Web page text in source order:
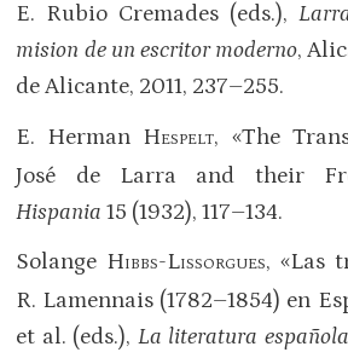
E. Rubio Cremades (eds.),
mision de un escritor moderno,
de Alicante, 2011, 237–255.
E. Herman HESPELT, «The
José de Larra and their
Hispania15 (1932), 117–134.
Solange HIBBS-LISSORGUES, «Las
R. Lamennais (1782–1854) en
et al. (eds.), La literatura